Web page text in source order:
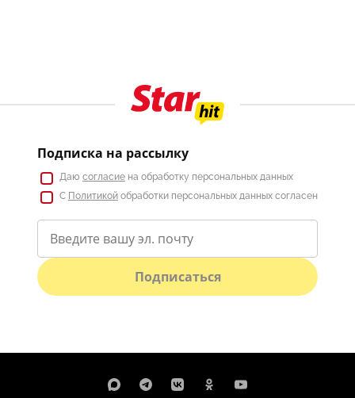
Подписка на рассылку
Даю согласие на обработку персональных данных
С Политикой обработки персональных данных согласен
Подписаться